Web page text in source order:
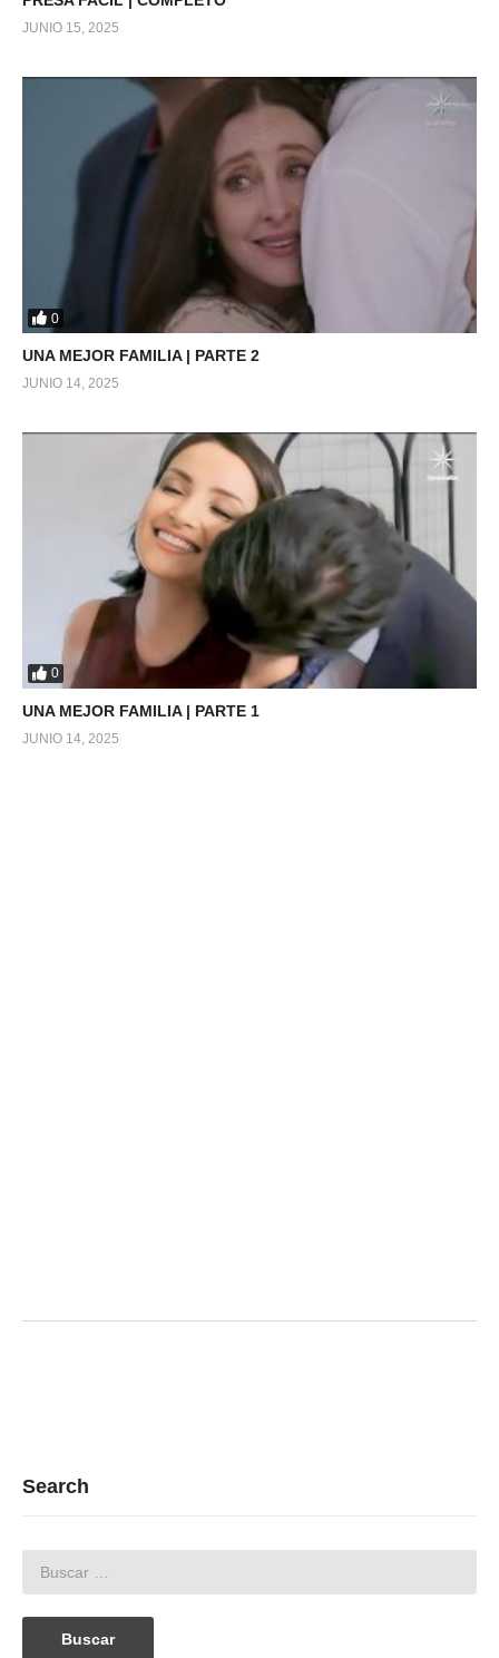
JUNIO 15, 2025
0
UNA MEJOR FAMILIA | PARTE 2
JUNIO 14, 2025
0
UNA MEJOR FAMILIA | PARTE 1
JUNIO 14, 2025
Search